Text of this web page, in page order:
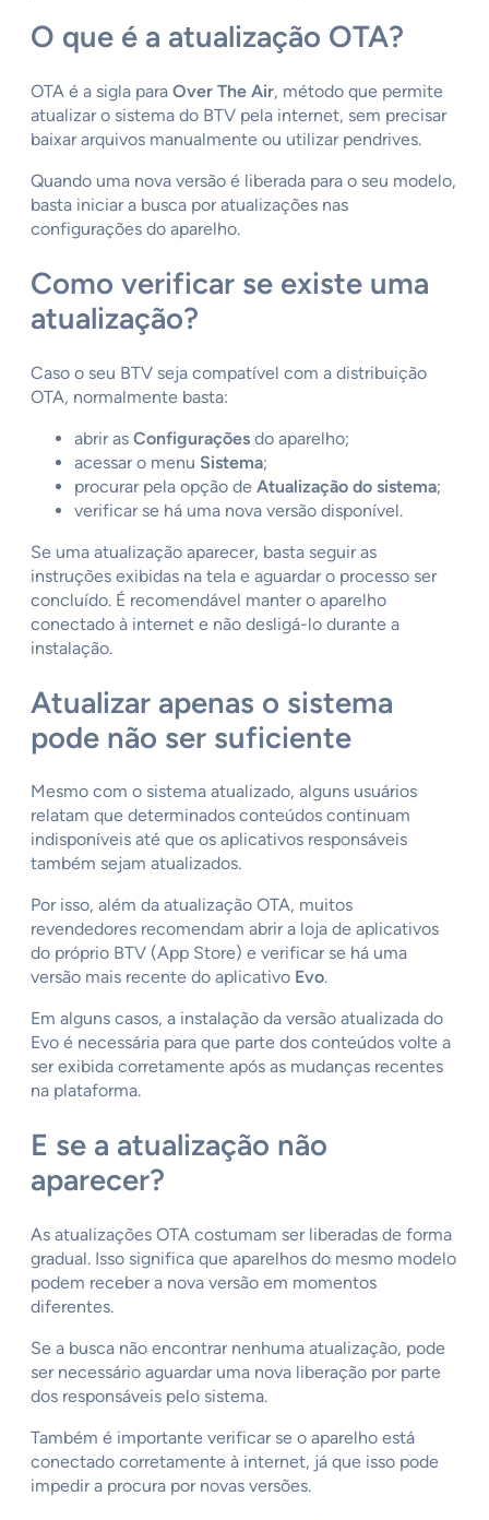
O que é a atualização OTA?
OTA é a sigla para Over The Air, método que permite
atualizar o sistema do BTV pela internet, sem precisar
baixar arquivos manualmente ou utilizar pendrives.
Quando uma nova versão é liberada para o seu modelo,
basta iniciar a busca por atualizações nas
configurações do aparelho.
Como verificar se existe uma
atualização?
Caso o seu BTV seja compatível com a distribuição
OTA, normalmente basta:
abrir as Configurações do aparelho;
acessar o menu Sistema;
procurar pela opção de Atualização do sistema;
verificar se há uma nova versão disponível.
Se uma atualização aparecer, basta seguir as
instruções exibidas na tela e aguardar o processo ser
concluído. É recomendável manter o aparelho
conectado à internet e não desligá-lo durante a
instalação.
Atualizar apenas o sistema
pode não ser suficiente
Mesmo com o sistema atualizado, alguns usuários
relatam que determinados conteúdos continuam
indisponíveis até que os aplicativos responsáveis
também sejam atualizados.
Por isso, além da atualização OTA, muitos
revendedores recomendam abrir a loja de aplicativos
do próprio BTV (App Store) e verificar se há uma
versão mais recente do aplicativo Evo.
Em alguns casos, a instalação da versão atualizada do
Evo é necessária para que parte dos conteúdos volte a
ser exibida corretamente após as mudanças recentes
na plataforma.
E se a atualização não
aparecer?
As atualizações OTA costumam ser liberadas de forma
gradual. Isso significa que aparelhos do mesmo modelo
podem receber a nova versão em momentos
diferentes.
Se a busca não encontrar nenhuma atualização, pode
ser necessário aguardar uma nova liberação por parte
dos responsáveis pelo sistema.
Também é importante verificar se o aparelho está
conectado corretamente à internet, já que isso pode
impedir a procura por novas versões.